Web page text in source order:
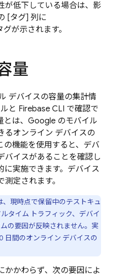
が低下している場合は、影
[タグ] 列に
グが示されます。
量
デバイスの容量の集計情
と Firebase CLI で確認で
とは、Google のモバイル
るオンライン デバイスの
の機能を使用すると、デバ
バイスがあることを確認し
に実施できます。デバイス
定されます。
、現時点で保留中のテストキュ
タイム トラフィック、デバイ
の要因が反映されません。実
日間のオンライン デバイスの
かかわらず、次の要因によ